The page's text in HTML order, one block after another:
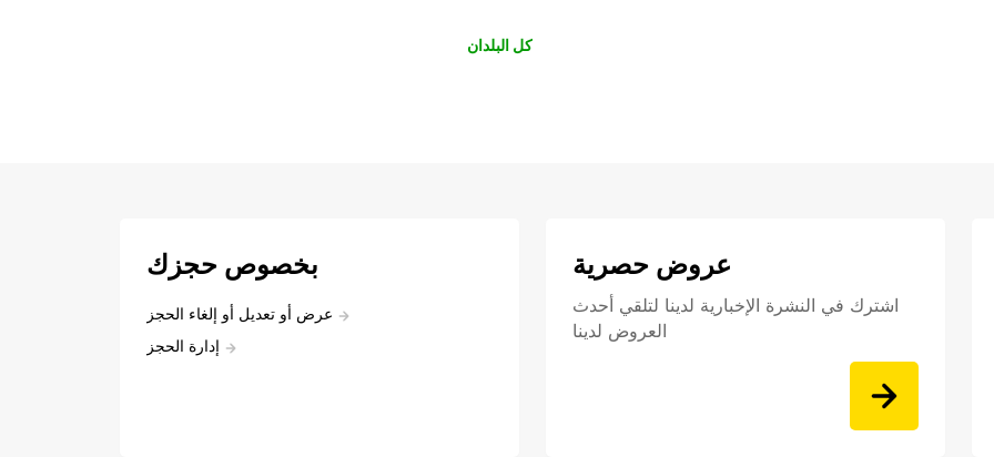
كل البلدان
بخصوص حجزك
عرض أو تعديل أو إلغاء الحجز
إدارة الحجز
عروض حصرية
اشترك في النشرة الإخبارية لدينا لتلقي أحدث
العروض لدينا